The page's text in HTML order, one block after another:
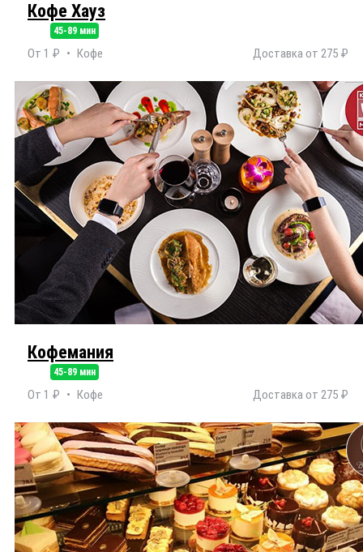
Кофе Хауз
45-89 мин
От 1 ₽ Кофе Доставка от 275 ₽
Кофемания
45-89 мин
От 1 ₽ Кофе Доставка от 275 ₽